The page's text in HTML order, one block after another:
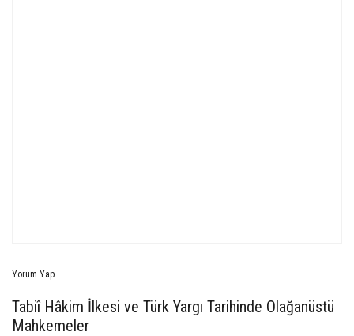
Yorum Yap
Tabiî Hâkim İlkesi ve Türk Yargı Tarihinde Olağanüstü
Mahkemeler